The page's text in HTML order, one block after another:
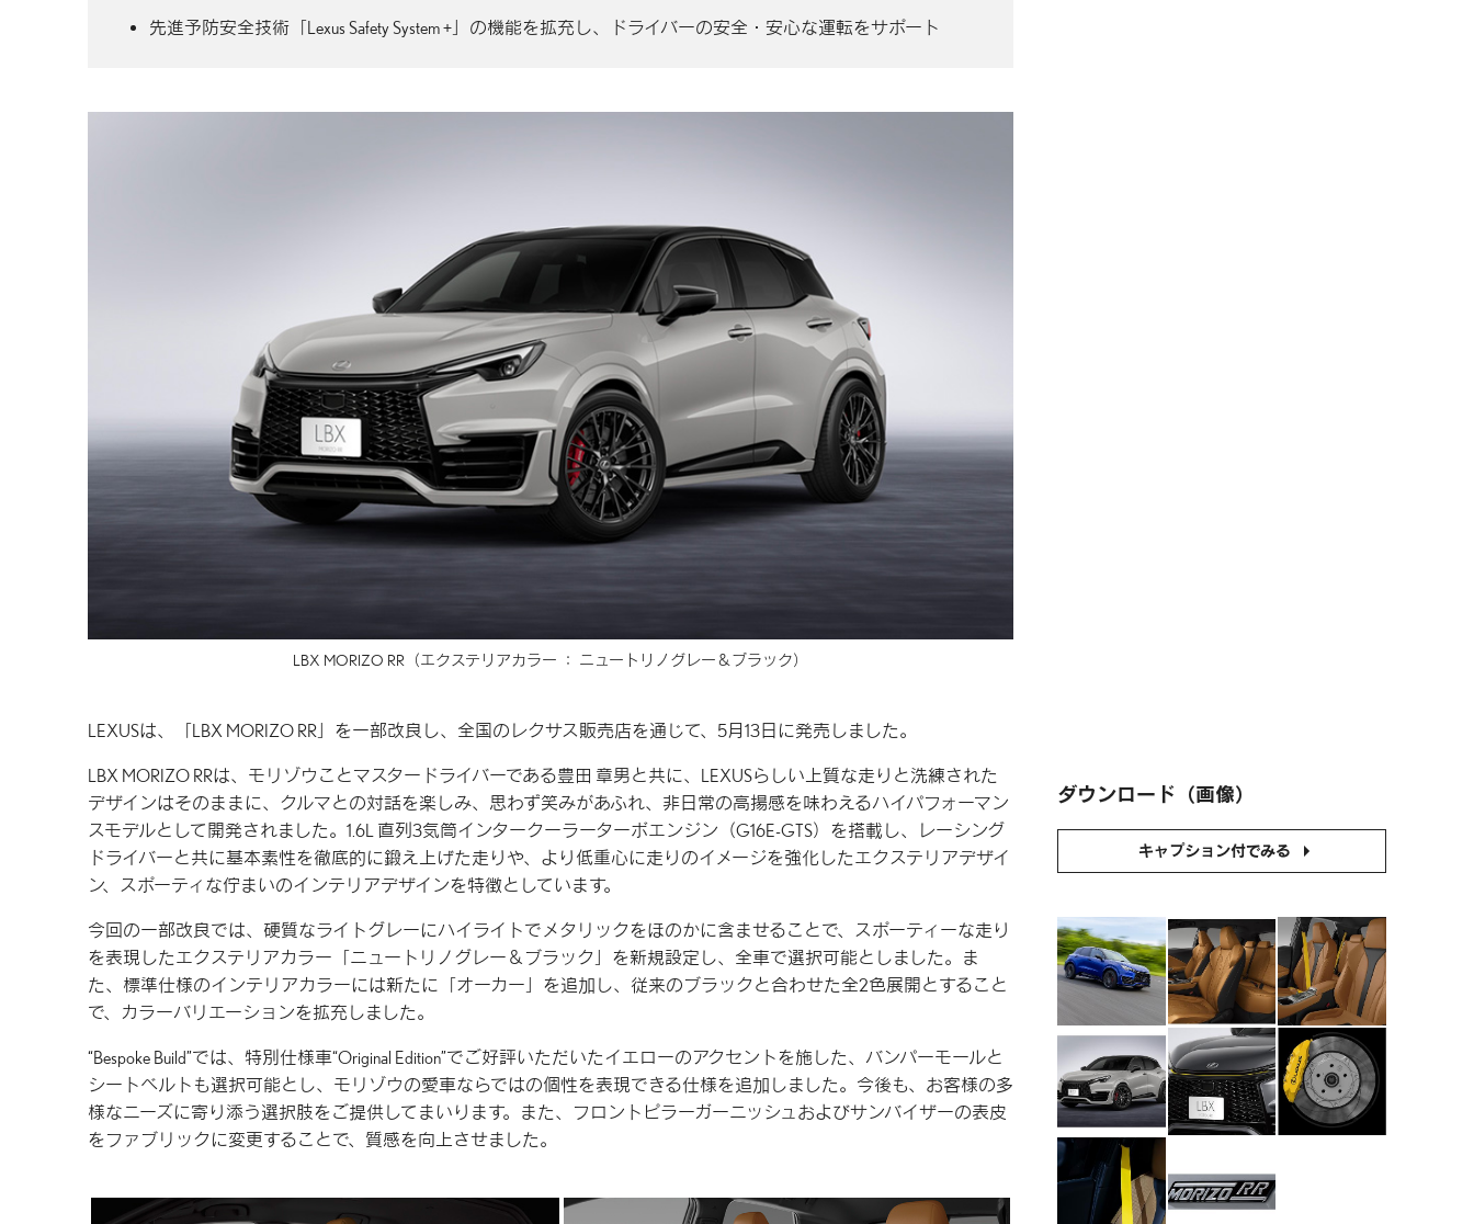
先進予防安全技術「Lexus Safety System +」の機能を拡充し、ドライバーの安全・安心な運転をサポート
LBX MORIZO RR （エクステリアカラー ： ニュートリノグレー＆ブラック）
LEXUSは、「LBX MORIZO RR」を一部改良し、全国のレクサス販売店を通じて、5月13日に発売しました。
LBX MORIZO RRは、モリゾウことマスタードライバーである豊田 章男と共に、LEXUSらしい上質な走りと洗練された
デザインはそのままに、クルマとの対話を楽しみ、思わず笑みがあふれ、非日常の高揚感を味わえるハイパフォーマン
スモデルとして開発されました。1.6L 直列3気筒インタークーラーターボエンジン（G16E-GTS）を搭載し、レーシング
ドライバーと共に基本素性を徹底的に鍛え上げた走りや、より低重心に走りのイメージを強化したエクステリアデザイ
ン、スポーティな佇まいのインテリアデザインを特徴としています。
今回の一部改良では、硬質なライトグレーにハイライトでメタリックをほのかに含ませることで、スポーティーな走り
を表現したエクステリアカラー「ニュートリノグレー＆ブラック」を新規設定し、全車で選択可能としました。ま
た、標準仕様のインテリアカラーには新たに「オーカー」を追加し、従来のブラックと合わせた全2色展開とすること
で、カラーバリエーションを拡充しました。
“Bespoke Build”では、特別仕様車“Original Edition”でご好評いただいたイエローのアクセントを施した、バンパーモールと
シートベルトも選択可能とし、モリゾウの愛車ならではの個性を表現できる仕様を追加しました。今後も、お客様の多
様なニーズに寄り添う選択肢をご提供してまいります。また、フロントピラーガーニッシュおよびサンバイザーの表皮
をファブリックに変更することで、質感を向上させました。
ダウンロード（画像）
キャプション付でみる